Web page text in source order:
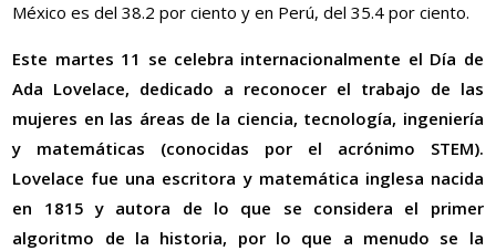
México es del 38.2 por ciento y en Perú, del 35.4 por ciento.
Este martes 11 se celebra internacionalmente el Día de
Ada Lovelace, dedicado a reconocer el trabajo de las
mujeres en las áreas de la ciencia, tecnología, ingeniería
y matemáticas (conocidas por el acrónimo STEM).
Lovelace fue una escritora y matemática inglesa nacida
en 1815 y autora de lo que se considera el primer
algoritmo de la historia, por lo que a menudo se la